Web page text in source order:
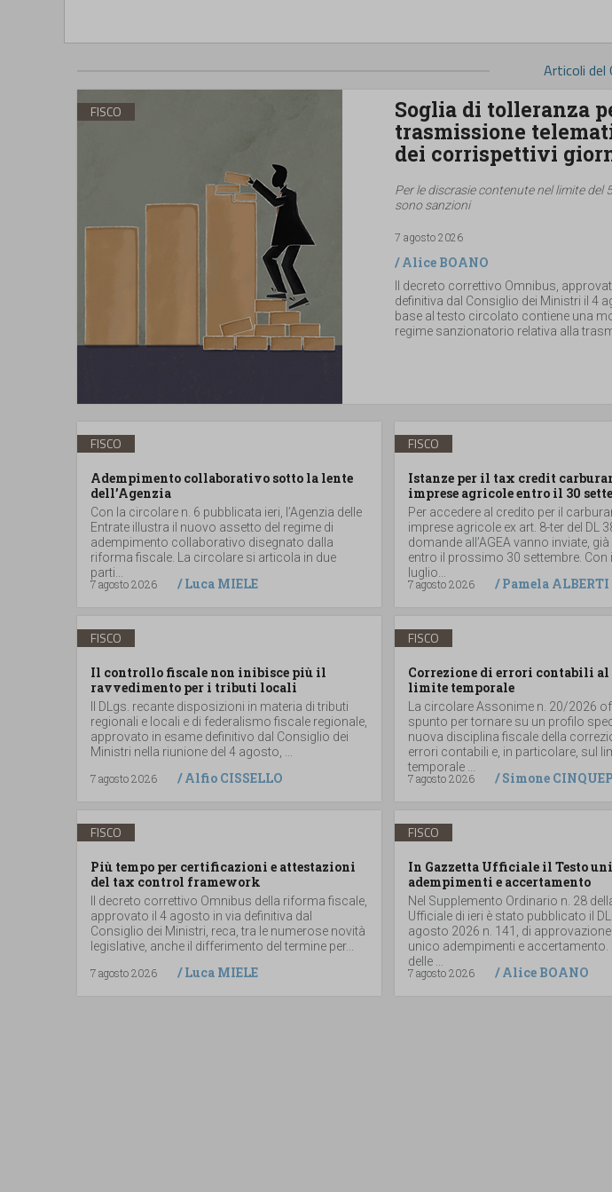
Articoli del
FISCO
Soglia di tolleranza
trasmissione
dei corrispettivi
Per le discrasie contenute nel limite del
sono sanzioni
7 agosto 2026
/Alice BOANO
Il decreto correttivo Omnibus,
definitiva dal Consiglio dei Ministri il 4
base al testo circolato contiene una
regime sanzionatorio relativa alla
FISCO
Adempimento collaborativo sotto la lente
dell’Agenzia
Con la circolare n. 6 pubblicata ieri, l’Agenzia delle
Entrate illustra il nuovo assetto del regime di
adempimento collaborativo disegnato dalla
riforma fiscale. La circolare si articola in due
parti...
7 agosto 2026
/Luca MIELE
FISCO
Il controllo fiscale non inibisce più il
ravvedimento per i tributi locali
Il DLgs. recante disposizioni in materia di tributi
regionali e locali e di federalismo fiscale regionale,
approvato in esame definitivo dal Consiglio dei
Ministri nella riunione del 4 agosto, ...
7 agosto 2026
/Alfio CISSELLO
FISCO
Più tempo per certificazioni e attestazioni
del tax control framework
Il decreto correttivo Omnibus della riforma fiscale,
approvato il 4 agosto in via definitiva dal
Consiglio dei Ministri, reca, tra le numerose novità
legislative, anche il differimento del termine per...
7 agosto 2026
/Luca MIELE
FISCO
Istanze per il tax credit
imprese agricole entro il 30
Per accedere al credito per il
imprese agricole ex art. 8-ter del DL
domande all’AGEA vanno inviate, già
entro il prossimo 30 settembre. Con
luglio...
7 agosto 2026
/Pamela ALBERTI
FISCO
Correzione di errori contabili al
limite temporale
La circolare Assonime n. 20/2026
spunto per tornare su un profilo
nuova disciplina fiscale della
errori contabili e, in particolare, sul
temporale ...
7 agosto 2026
/Simone
FISCO
In Gazzetta Ufficiale il Testo
adempimenti e accertamento
Nel Supplemento Ordinario n. 28
Ufficiale di ieri è stato pubblicato il
agosto 2026 n. 141, di
unico adempimenti e accertamento.
delle ...
7 agosto 2026
/Alice BOANO